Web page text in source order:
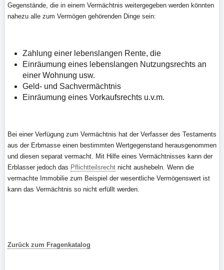
Gegenstände, die in einem Vermächtnis weitergegeben werden könnten
nahezu alle zum Vermögen gehörenden Dinge sein:
Zahlung einer lebenslangen Rente, die
Einräumung eines lebenslangen Nutzungsrechts an
einer Wohnung usw.
Geld- und Sachvermächtnis
Einräumung eines Vorkaufsrechts u.v.m.
Bei einer Verfügung zum Vermächtnis hat der Verfasser des Testaments
aus der Erbmasse einen bestimmten Wertgegenstand herausgenommen
und diesen separat vermacht. Mit Hilfe eines Vermächtnisses kann der
Erblasser jedoch das Pflichtteilsrecht nicht aushebeln. Wenn die
vermachte Immobilie zum Beispiel der wesentliche Vermögenswert ist
kann das Vermächtnis so nicht erfüllt werden.
Zurück zum Fragenkatalog